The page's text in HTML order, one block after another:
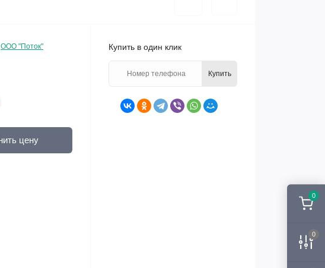
0
0
ООО "Поток"
цену
Купить в один клик
Купить